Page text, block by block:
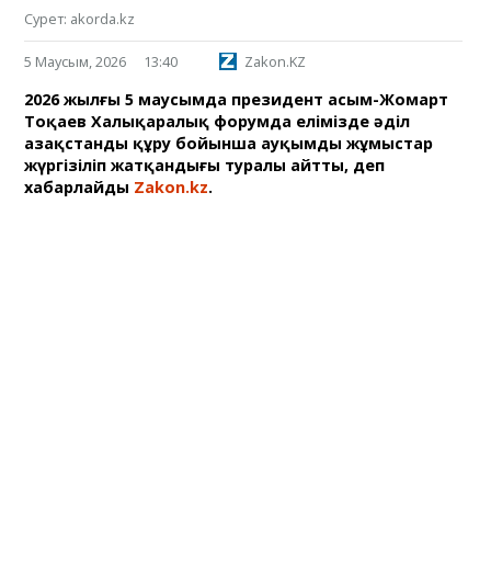
Сурет: akorda.kz
5 Маусым, 2026 13:40 Zakon.KZ
2026 жылғы 5 маусымда президент Қасым-Жомарт
Тоқаев Халықаралық форумда елімізде әділ
Қазақстанды құру бойынша ауқымды жұмыстар
жүргізіліп жатқандығы туралы айтты, деп
хабарлайды Zakon.kz.